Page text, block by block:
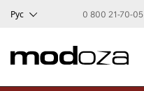
Рус 0 800 21-70-05